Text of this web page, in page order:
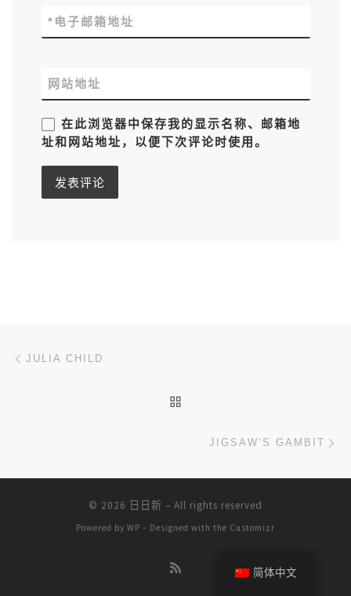
电子邮箱地址
*
网站地址
在此浏览器中保存我的显示名称、邮箱地
址和网站地址，以便下次评论时使用。
文章导航
JULIA CHILD
JIGSAW’S GAMBIT
© 2026 日日新 – All rights reserved
Powered by WP – Designed with the Customizr
简体中文